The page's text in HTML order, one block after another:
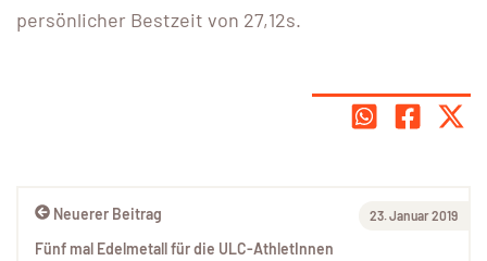
persönlicher Bestzeit von 27,12s.
Neuerer Beitrag 23. Januar 2019
Fünf mal Edelmetall für die ULC-AthletInnen